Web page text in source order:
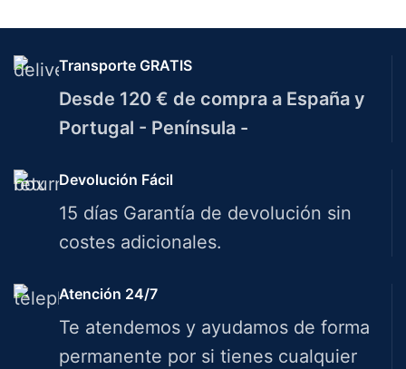
Transporte GRATIS
Desde 120 € de compra a España y
Portugal - Península -
Devolución Fácil
15 días Garantía de devolución sin
costes adicionales.
Atención 24/7
Te atendemos y ayudamos de forma
permanente por si tienes cualquier